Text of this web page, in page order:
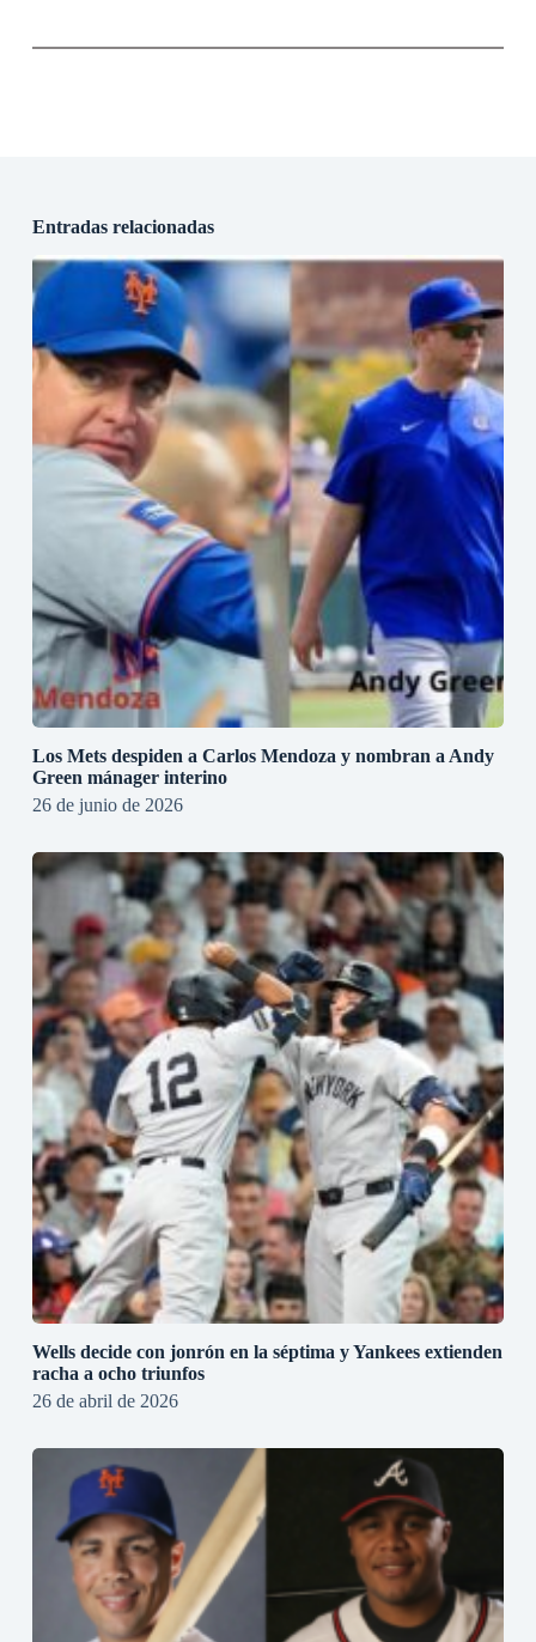
Entradas relacionadas
Los Mets despiden a Carlos Mendoza y nombran a Andy
Green mánager interino
26 de junio de 2026
Wells decide con jonrón en la séptima y Yankees extienden
racha a ocho triunfos
26 de abril de 2026